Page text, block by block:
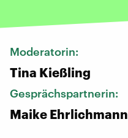
Moderatorin:
Tina Kießling
Gesprächspartnerin:
Maike Ehrlichmann